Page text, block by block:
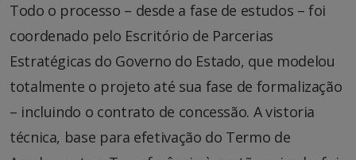
Todo o processo – desde a fase de estudos – foi
coordenado pelo Escritório de Parcerias
Estratégicas do Governo do Estado, que modelou
totalmente o projeto até sua fase de formalização
– incluindo o contrato de concessão. A vistoria
técnica, base para efetivação do Termo de